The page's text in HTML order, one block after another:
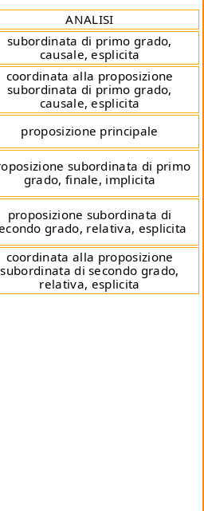
ANALISI
subordinata di primo grado,
causale, esplicita
coordinata alla proposizione
subordinata di primo grado,
causale, esplicita
proposizione principale
subordinata di primo
grado, finale, implicita
proposizione subordinata di
grado, relativa, esplicita
coordinata alla proposizione
subordinata di secondo grado,
relativa, esplicita